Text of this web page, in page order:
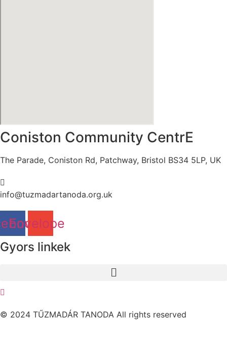
Coniston Community CentrE
The Parade, Coniston Rd, Patchway, Bristol BS34 5LP, UK
info@tuzmadartanoda.org.uk
Envelope
Gyors linkek
© 2024 TŰZMADÁR TANODA All rights reserved